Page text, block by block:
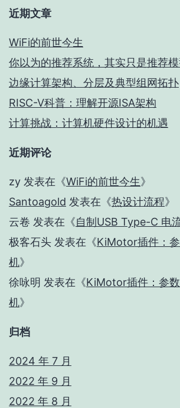
近期文章
WiFi的前世今生
你以为的推荐系统，其实只是推荐模
边缘计算架构、分层及典型组网拓扑
RISC-V科普：理解开源ISA架构
计算挑战：计算机硬件设计的机遇
近期评论
zy 发表在《WiFi的前世今生》
Santoagold 发表在《热设计流程》
云卷 发表在《自制USB Type-C 电
极客石头 发表在《KiMotor插件：
机》
徐咏明 发表在《KiMotor插件：参
机》
归档
2024 年 7 月
2022 年 9 月
2022 年 8 月